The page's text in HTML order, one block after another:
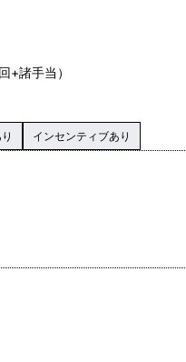
+諸手当）
インセンティブあり